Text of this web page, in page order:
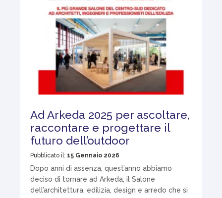
Ad Arkeda 2025 per ascoltare,
raccontare e progettare il
futuro dell’outdoor
Pubblicato il: 15 Gennaio 2026
Dopo anni di assenza, quest’anno abbiamo
deciso di tornare ad Arkeda, il Salone
dell’architettura, edilizia, design e arredo che si